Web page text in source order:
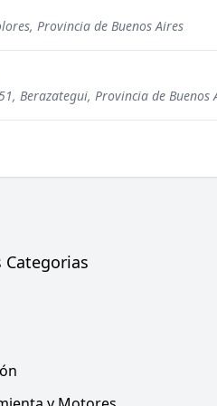
Provincia de Buenos Aires
Berazategui, Provincia de Buenos
Categorias